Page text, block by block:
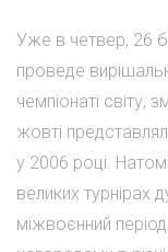
Уже в четвер, 26
проведе
чемпіонаті світу,
жовті
у 2006 році.
великих
міжвоєнний